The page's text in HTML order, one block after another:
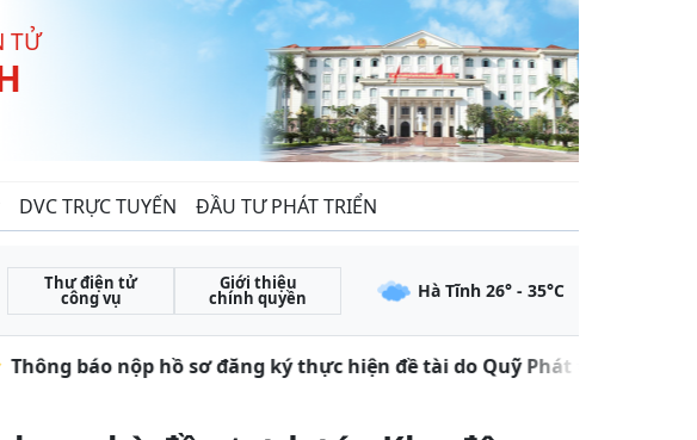
TỬ
DVC TRỰC TUYẾN ĐẦU TƯ PHÁT TRIỂN
Thư điện tử
công vụ
Giới thiệu
chính quyền Hà Tĩnh 26° - 35°C
Thông báo nộp hồ sơ đăng ký thực hiện đề tài do Quỹ Phát triển khoa